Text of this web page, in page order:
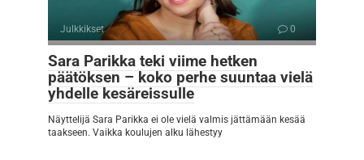
Julkkikset 0
Sara Parikka teki viime hetken
päätöksen – koko perhe suuntaa vielä
yhdelle kesäreissulle
Näyttelijä Sara Parikka ei ole vielä valmis jättämään kesää
taakseen. Vaikka koulujen alku lähestyy